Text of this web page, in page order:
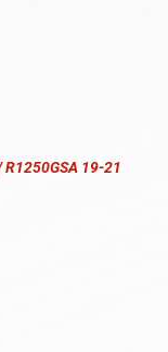
R1250GSA 19-21